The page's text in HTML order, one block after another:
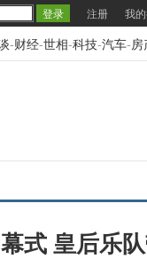
注册 我
-财经-世相-科技-汽车-房
式 皇后乐